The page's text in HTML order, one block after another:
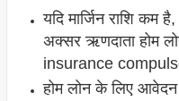
यदि मार्जिन राशि कम
अक्सर ऋणदाता होम
insurance
होम लोन के लिए आवेदन